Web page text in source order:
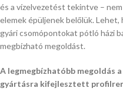
és a vízelvezetést tekintve –
elemek épüljenek belőlük. Lehet,
gyári csomópontokat pótló házi
megbízható megoldást.
A legmegbízhatóbb
gyártásra kifejlesztett